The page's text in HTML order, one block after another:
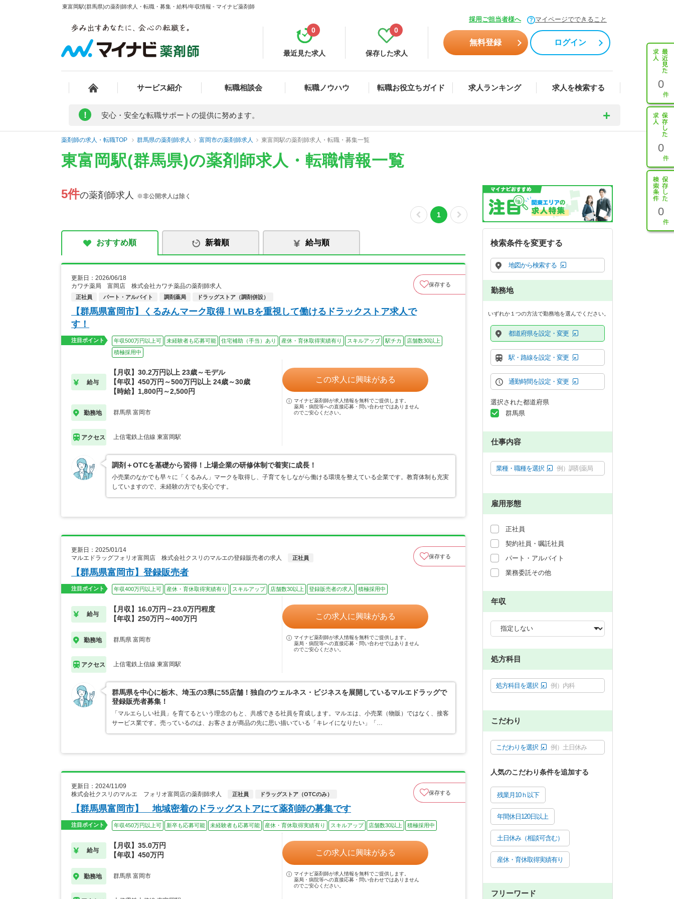
東富岡駅(群馬県)の薬剤師求人・転職・募集・給料/年収情報 - マイナビ薬剤師
採用ご担当者様へ マイページでできること
最近見た求人
0
保存した求人
0
無料登録 ログイン
サービス紹介 転職相談会 転職ノウハウ 転職お役立ちガイド 求人ランキング 求人を検索する 0
0
0
! 安心・安全な転職サポートの提供に努めます。
薬剤師の求人・転職TOP 群馬県の薬剤師求人 富岡市の薬剤師求人 東富岡駅の薬剤師求人・転職・募集一覧
東富岡駅(群馬県)の薬剤師求人・転職情報一覧
5件の薬剤師求人 ※非公開求人は除く
1
おすすめ順 新着順 給与順
更新日：2026/06/18
カワチ薬局 富岡店 株式会社カワチ薬品の薬剤師求人
正社員 パート・アルバイト 調剤薬局 ドラッグストア（調剤併設）
保存する
【群馬県富岡市】くるみんマーク取得！WLBを重視して働けるドラックストア求人で
す！
注目ポイント 年収500万円以上可 未経験者も応募可能 住宅補助（手当）あり 産休・育休取得実績有り スキルアップ 駅チカ
店舗数30以上
積極採用中
給与
【月収】30.2万円以上 23歳～モデル
【年収】450万円～500万円以上 24歳～30歳
【時給】1,800円～2,500円
勤務地 群馬県 富岡市
アクセス 上信電鉄上信線 東富岡駅
この求人に興味がある
マイナビ薬剤師が求人情報を無料でご提供します。
薬局・病院等への直接応募・問い合わせではありません
のでご安心ください。
調剤＋OTCを基礎から習得！上場企業の研修体制で着実に成長！
小売業のなかでも早々に「くるみん」マークを取得し、子育てをしながら働ける環境を整えている企業です。教育体制も充実
していますので、未経験の方でも安心です。
更新日：2025/01/14
マルエドラッグフォリオ富岡店 株式会社クスリのマルエの登録販売者の求人
正社員 保存する
【群馬県富岡市】登録販売者
注目ポイント 年収400万円以上可 産休・育休取得実績有り スキルアップ 店舗数30以上 登録販売者の求人 積極採用中
給与
【月収】16.0万円～23.0万円程度
【年収】250万円～400万円
勤務地 群馬県 富岡市
アクセス 上信電鉄上信線 東富岡駅
この求人に興味がある
マイナビ薬剤師が求人情報を無料でご提供します。
薬局・病院等への直接応募・問い合わせではありません
のでご安心ください。
群馬県を中心に栃木、埼玉の3県に55店舗！独自のウェルネス・ビジネスを展開しているマルエドラッグで
登録販売者募集！
「マルエらしい社員」を育てるという理念のもと、共感できる社員を育成します。マルエは、小売業（物販）ではなく、接客
サービス業です。売っているのは、お客さまが商品の先に思い描いている「キレイになりたい」「…
更新日：2024/11/09
株式会社クスリのマルエ フォリオ富岡店の薬剤師求人
正社員 ドラッグストア（OTCのみ） 保存する
【群馬県富岡市】 地域密着のドラッグストアにて薬剤師の募集です
注目ポイント 年収450万円以上可 新卒も応募可能 未経験者も応募可能 産休・育休取得実績有り スキルアップ 店舗数30以上 積極採用中
給与
【月収】35.0万円
【年収】450万円
勤務地 群馬県 富岡市
この求人に興味がある
マイナビ薬剤師が求人情報を無料でご提供します。
薬局・病院等への直接応募・問い合わせではありません
のでご安心ください。
検索条件を変更する
地図から検索する
勤務地
いずれか１つの方法で勤務地を選んでください。
都道府県を設定・変更
駅・路線を設定・変更
通勤時間を設定・変更
選択された都道府県
群馬県
仕事内容
業種・職種を選択 例）調剤薬局
雇用形態
正社員
契約社員・嘱託社員
パート・アルバイト
業務委託その他
年収
処方科目
処方科目を選択 例）内科
こだわり
こだわりを選択 例）土日休み
人気のこだわり条件を追加する
残業月10ｈ以下
年間休日120日以上
土日休み（相談可含む）
産休・育休取得実績有り
フリーワード